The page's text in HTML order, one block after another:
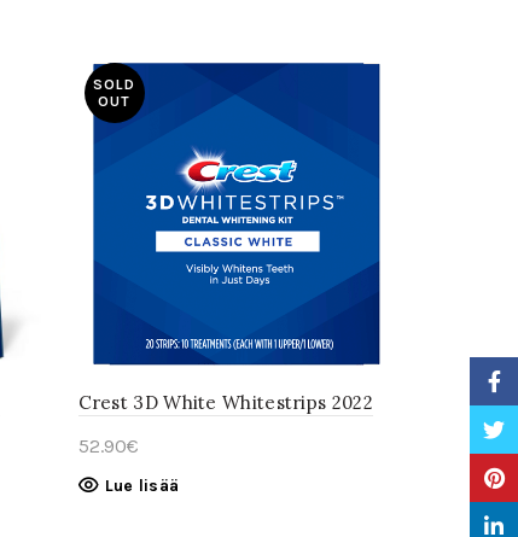
SOLD
OUT
Crest 3D White Whitestrips 2022
52.90€
Lue lisää